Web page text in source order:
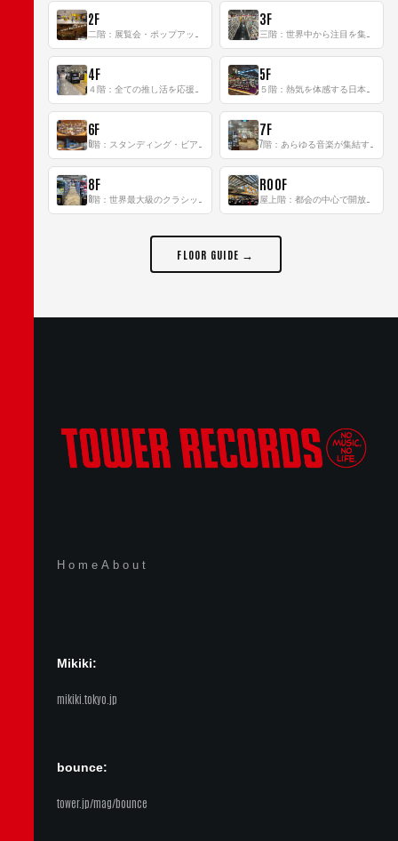
2F 3F
4F 5F
6F 7F
8F ROOF
FLOOR GUIDE →
Home About
Mikiki:
mikiki.tokyo.jp
bounce:
tower.jp/mag/bounce